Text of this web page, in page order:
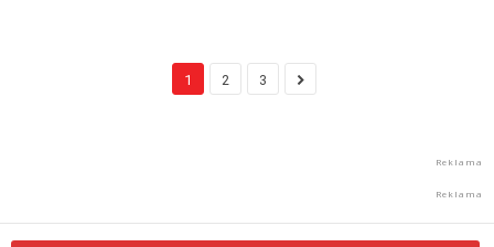
1 2 3